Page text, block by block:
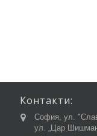
Контакти:
София,
ул. „Цар